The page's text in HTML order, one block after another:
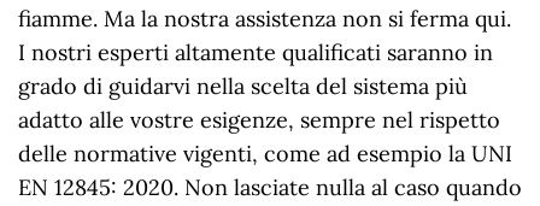
fiamme. Ma la nostra assistenza non si ferma qui.
I nostri esperti altamente qualificati saranno in
grado di guidarvi nella scelta del sistema più
adatto alle vostre esigenze, sempre nel rispetto
delle normative vigenti, come ad esempio la UNI
EN 12845: 2020. Non lasciate nulla al caso quando